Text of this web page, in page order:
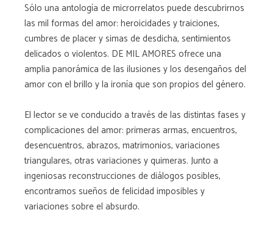
Sólo una antología de microrrelatos puede descubrirnos
las mil formas del amor: heroicidades y traiciones,
cumbres de placer y simas de desdicha, sentimientos
delicados o violentos. DE MIL AMORES ofrece una
amplia panorámica de las ilusiones y los desengaños del
amor con el brillo y la ironía que son propios del género.
El lector se ve conducido a través de las distintas fases y
complicaciones del amor: primeras armas, encuentros,
desencuentros, abrazos, matrimonios, variaciones
triangulares, otras variaciones y quimeras. Junto a
ingeniosas reconstrucciones de diálogos posibles,
encontramos sueños de felicidad imposibles y
variaciones sobre el absurdo.